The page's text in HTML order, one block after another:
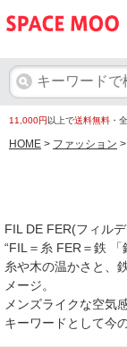
11,000円 以上で送料無料 ・
HOME > ファッション >
FIL DE FER(フィル
“FIL＝糸 FER＝鉄 「
糸や木の温かさと、
メージ。
メンズライクな空気
キーワードとして今